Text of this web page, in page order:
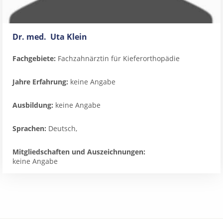
Dr. med. Uta Klein
Fachgebiete: Fachzahnärztin für Kieferorthopädie
Jahre Erfahrung: keine Angabe
Ausbildung: keine Angabe
Sprachen: Deutsch,
Mitgliedschaften und Auszeichnungen:
keine Angabe